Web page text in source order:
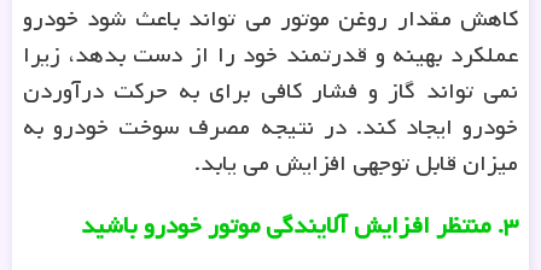
کاهش مقدار روغن موتور می تواند باعث شود خودرو
عملکرد بهینه و قدرتمند خود را از دست بدهد، زیرا
نمی تواند گاز و فشار کافی برای به حرکت درآوردن
خودرو ایجاد کند. در نتیجه مصرف سوخت خودرو به
میزان قابل توجهی افزایش می یابد.
۳.منتظر افزایش آلایندگی موتور خودرو باشید